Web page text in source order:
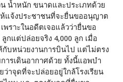
น้ำหนัก ขนาดและประเภทด้วย
แจ้งประชาชนที่จะยื่นขออนุญาต
พราะในอดีตเจอแล้วว่ายื่นขอ
กแต่ปล่อยจริง 4,000 ลูก เมื่อ
บหน่วยงานการบินไป แต่ไม่ตรง
ารเดินอากาศด้วย ทั้งนี้แอพบำ
าจุดที่จะปล่อยอยู่ใกล้โรงเรียน